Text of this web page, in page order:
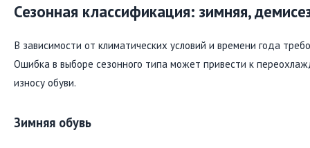
Сезонная классификация: зимняя,
В зависимости от климатических условий и времени года
Ошибка в выборе сезонного типа может привести к
износу обуви.
Зимняя обувь